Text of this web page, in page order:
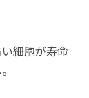
細胞が寿命